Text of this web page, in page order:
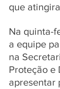
que
Na quinta-
a equipe
na
Proteção e
apresentar